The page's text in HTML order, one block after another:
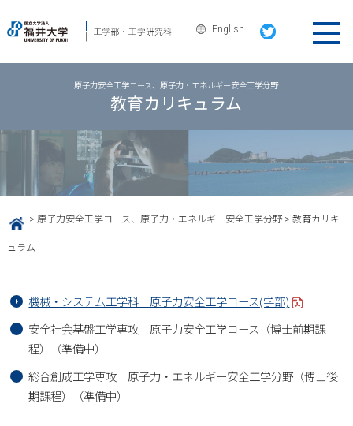
English
原子力安全工学コース、原子力・エネルギー安全工学分野
教育カリキュラム
HOME > 原子力安全工学コース、原子力・エネルギー安全工学分野> 教育カリキ
ュラム
機械・システム工学科 原子力安全工学コース(学部)
安全社会基盤工学専攻 原子力安全工学コース（博士前期課
程）（準備中）
総合創成工学専攻 原子力・エネルギー安全工学分野（博士後
期課程）（準備中）